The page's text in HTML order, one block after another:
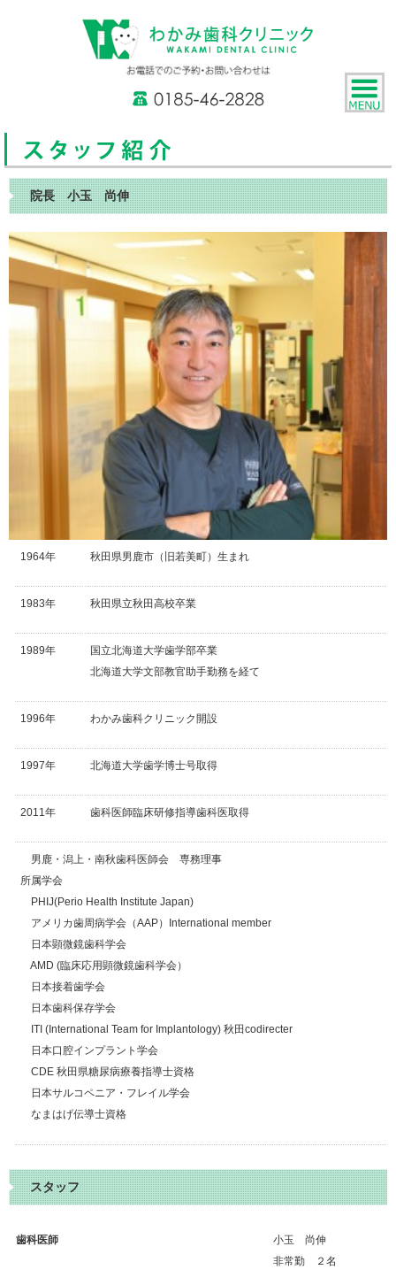
院長 小玉 尚伸
1964年 秋田県男鹿市（旧若美町）生まれ
1983年 秋田県立秋田高校卒業
1989年
国立北海道大学歯学部卒業
北海道大学文部教官助手勤務を経て
1996年 わかみ歯科クリニック開設
1997年 北海道大学歯学博士号取得
2011年 歯科医師臨床研修指導歯科医取得
男鹿・潟上・南秋歯科医師会 専務理事
所属学会
PHIJ(Perio Health Institute Japan)
アメリカ歯周病学会（AAP）International member
日本顕微鏡歯科学会
AMD (臨床応用顕微鏡歯科学会）
日本接着歯学会
日本歯科保存学会
ITI (International Team for Implantology) 秋田codirecter
日本口腔インプラント学会
CDE 秋田県糖尿病療養指導士資格
日本サルコペニア・フレイル学会
なまはげ伝導士資格
スタッフ
歯科医師
小玉 尚伸
非常勤 ２名